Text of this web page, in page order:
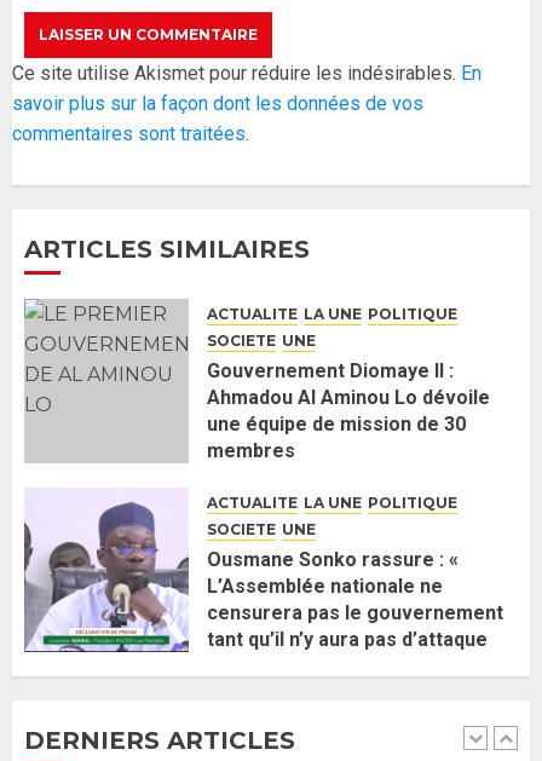
Ce site utilise Akismet pour réduire les indésirables. En
savoir plus sur la façon dont les données de vos
commentaires sont traitées.
ARTICLES SIMILAIRES
ACTUALITE LA UNE POLITIQUE
SOCIETE UNE
Gouvernement Diomaye II :
Ahmadou Al Aminou Lo dévoile
une équipe de mission de 30
membres
ACTUALITE LA UNE POLITIQUE
SOCIETE UNE
Ousmane Sonko rassure : «
L’Assemblée nationale ne
censurera pas le gouvernement
tant qu’il n’y aura pas d’attaque
DERNIERS ARTICLES
4
Réintégration de Sonko à
l’Assemblée nationale : Adji
Mergane Kanouté défend la
5
Guy Marius Sagna inquiet après la
J’espère me tromper »
26 MAI 2026
1
Gouvernement Diomaye II :
une équipe de mission de 30
membres
2 JUIN 2026 0
2
Ousmane Sonko rassure : «
politique contre Pastef »